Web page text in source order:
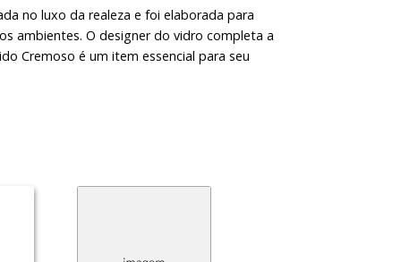
no luxo da realeza e foi elaborada para
ambientes. O designer do vidro completa a
Cremoso é um item essencial para seu